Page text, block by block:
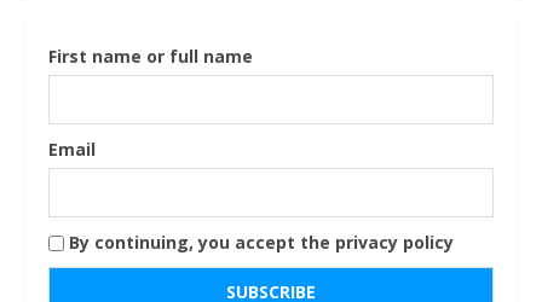
First name or full name
Email
By continuing, you accept the privacy policy